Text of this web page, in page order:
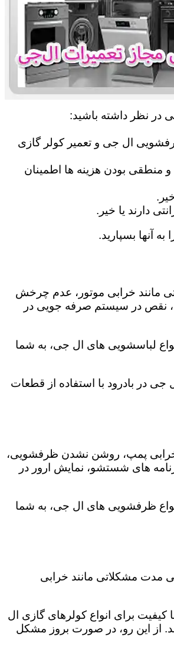
در نظر داشته باشید:
ال جی و تعمیر کولر گازی
منطقی بودن هزینه ها اطمینان
دارند یا خیر.
آنها بسپارید.
مانند خرابی موتور، عدم چرخش
نقص در سیستم صرفه جویی در
لباسشویی های ال جی، به شما
جی در بادرود با استفاده از قطعات
خرابی پمپ، روشن نشدن ظرفشویی،
های شستشو، نمایش ارور در
ظرفشویی های ال جی، به شما
مدت مشکلاتی مانند خرابی
کیفیت برای انواع کولرهای گازی ال
از این رو، در صورت بروز مشکل